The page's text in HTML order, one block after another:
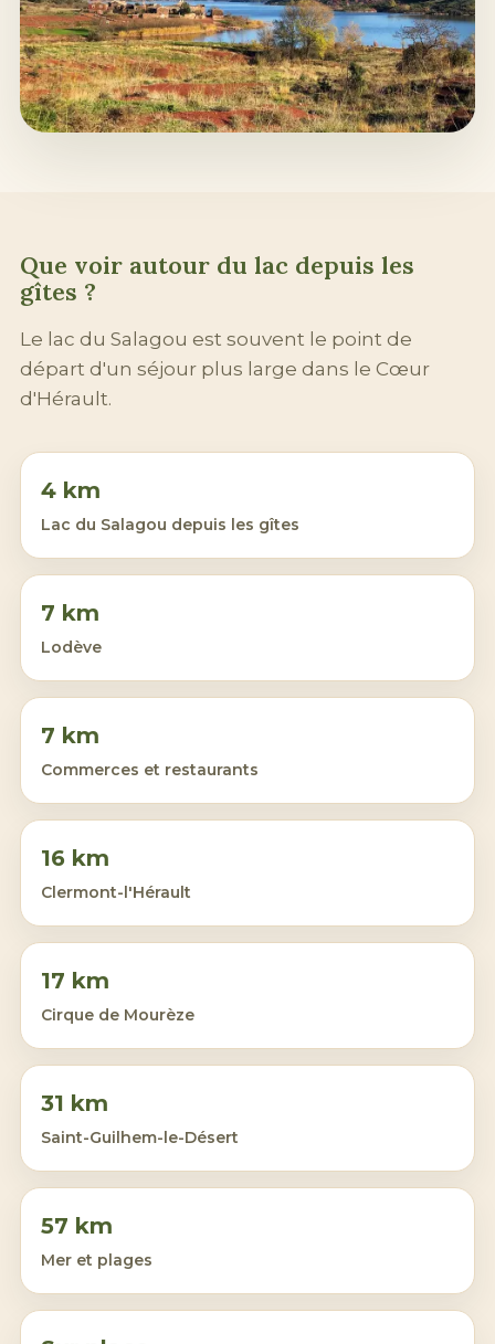
Que voir autour du lac depuis les
gîtes ?
Le lac du Salagou est souvent le point de
départ d'un séjour plus large dans le Cœur
d'Hérault.
4 km
Lac du Salagou depuis les gîtes
7 km
Lodève
7 km
Commerces et restaurants
16 km
Clermont-l'Hérault
17 km
Cirque de Mourèze
31 km
Saint-Guilhem-le-Désert
57 km
Mer et plages